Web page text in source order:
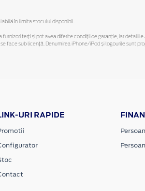
în limita stocului disponibil.
terți și pot avea diferite condiții de garanție, iar
face sub licență. Denumirea iPhone/iPod și logourile sunt
URI RAPIDE